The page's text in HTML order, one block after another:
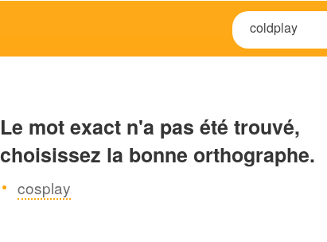
Le mot exact n'a pas été trouvé,
choisissez la bonne orthographe.
cosplay